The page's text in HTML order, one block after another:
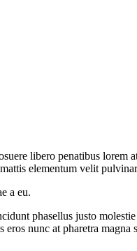
libero penatibus lorem
elementum velit
a eu.
phasellus justo
nunc at pharetra magna